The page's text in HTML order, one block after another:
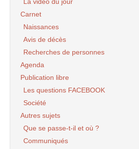
Carnet
Naissances
Avis de décès
Recherches de personnes
Agenda
Publication libre
Les questions FACEBOOK
Société
Autres sujets
Que se passe-t-il et où ?
Communiqués